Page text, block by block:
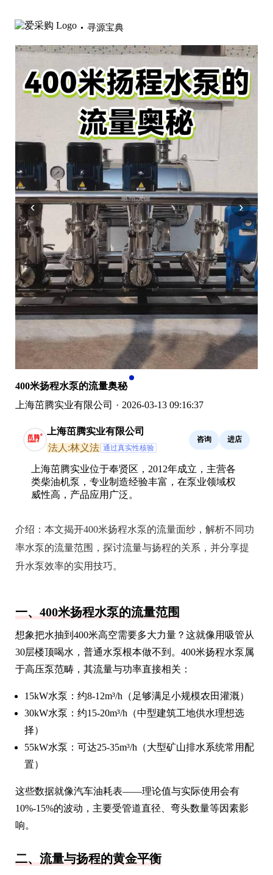
寻源宝典
‹ ›
400米扬程水泵的流量奥秘
上海茁腾实业有限公司 · 2026-03-13 09:16:37
上海茁腾实业有限公司
法人:林义法 通过真实性核验
咨询 进店
上海茁腾实业位于奉贤区，2012年成立，主营各
类柴油机泵，专业制造经验丰富，在泵业领域权
威性高，产品应用广泛。
介绍： 本文揭开400米扬程水泵的流量面纱，解析不同功
率水泵的流量范围，探讨流量与扬程的关系，并分享提
升水泵效率的实用技巧。
一、400米扬程水泵的流量范围
想象把水抽到400米高空需要多大力量？这就像用吸管从
30层楼顶喝水，普通水泵根本做不到。400米扬程水泵属
于高压泵范畴，其流量与功率直接相关：
15kW水泵：约8-12m³/h（足够满足小规模农田灌溉）
30kW水泵：约15-20m³/h（中型建筑工地供水理想选
择）
55kW水泵：可达25-35m³/h（大型矿山排水系统常用配
置）
这些数据就像汽车油耗表——理论值与实际使用会有
10%-15%的波动，主要受管道直径、弯头数量等因素影
响。
二、流量与扬程的黄金平衡